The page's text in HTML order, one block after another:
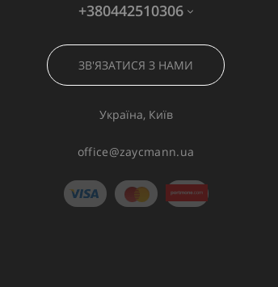
+380442510306
ЗВ'ЯЗАТИСЯ З НАМИ
Україна, Київ
office@zaycmann.ua